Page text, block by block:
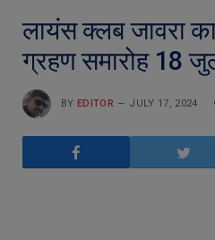
लायंस क्लब जावरा
ग्रहण समारोह 18
BY EDITOR JULY 17, 2024